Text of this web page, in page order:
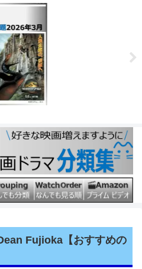
Fujioka【おすすめの